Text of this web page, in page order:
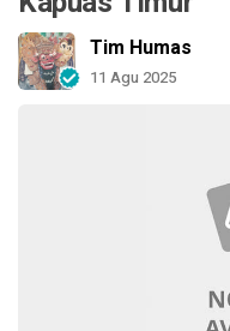
Tim Humas
11 Agu 2025